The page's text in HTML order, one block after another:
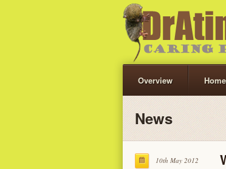
Overview Home
News
10th May 2012